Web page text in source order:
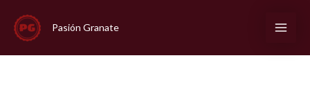
contenido
Pasión Granate